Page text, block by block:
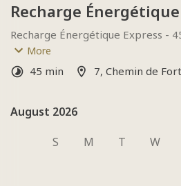
Recharge
Recharge Énergétique Express -
Destiné aux personnes ayant déjà
Jean-Christophe
Au choix : Himawari - Polarités -
More
45 min 7, Chemin de
August 2026
August 2026
S
M T W